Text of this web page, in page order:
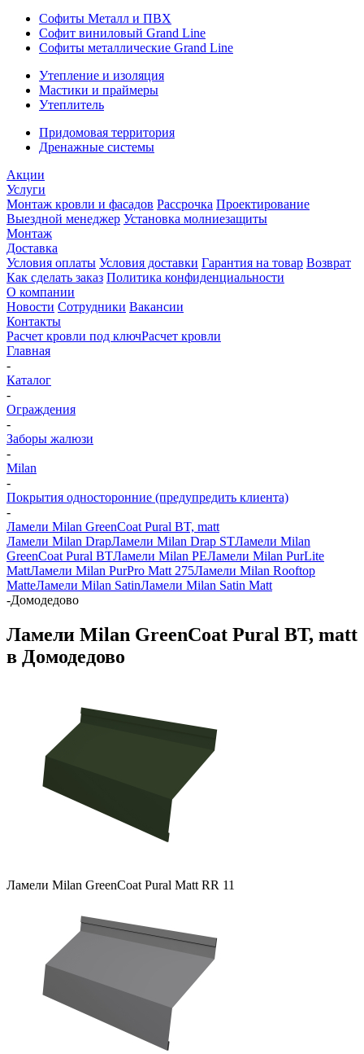
Софиты Металл и ПВХ
Софит виниловый Grand Line
Софиты металлические Grand Line
Утепление и изоляция
Мастики и праймеры
Утеплитель
Придомовая территория
Дренажные системы
Акции
Услуги
Монтаж кровли и фасадов Рассрочка Проектирование
Выездной менеджер Установка молниезащиты
Монтаж
Доставка
Условия оплаты Условия доставки Гарантия на товар Возврат
Как сделать заказ Политика конфиденциальности
О компании
Новости Сотрудники Вакансии
Контакты
Расчет кровли под ключРасчет кровли
Главная
-
Каталог
-
Ограждения
-
Заборы жалюзи
-
Milan
-
Покрытия односторонние (предупредить клиента)
-
Ламели Milan GreenCoat Pural BT, matt
Ламели Milan DrapЛамели Milan Drap STЛамели Milan
GreenCoat Pural BTЛамели Milan PEЛамели Milan PurLite
MattЛамели Milan PurPro Matt 275Ламели Milan Rooftop
MatteЛамели Milan SatinЛамели Milan Satin Matt
-Домодедово
Ламели Milan GreenCoat Pural BT, matt
в Домодедово
Ламели Milan GreenCoat Pural Matt RR 11